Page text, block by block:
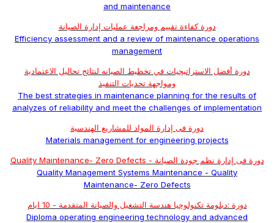
and maintenance
دورة كفاءة تقييم ومراجعة عمليات إدارة الصيانة
Efficiency assessment and a review of maintenance operations
management
دورة أفضل الاستراتيجيات في تخطيط الصيانه لنتائج تحاليل الاعتمادية
ومواجهة تحديات التنفيذ
The best strategies in maintenance planning for the results of
analyzes of reliability and meet the challenges of implementation
دورة فى إدارة المواد للمشاريع الهندسية
Materials management for engineering projects
دورة فى إدارة نظم جودة الصيانة - Quality Maintenance- Zero Defects
Quality Management Systems Maintenance - Quality
Maintenance- Zero Defects
دورة :دبلومة تكنولوجيا هندسة التشغيل والصيانة المتقدمة - 10 ايام
Diploma operating engineering technology and advanced